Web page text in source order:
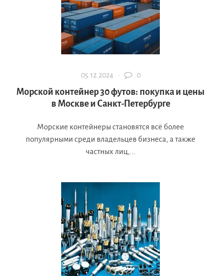
05.12.2024 · 0
Морской контейнер 30 футов: покупка и цены
в Москве и Санкт-Петербурге
Морские контейнеры становятся всё более
популярными среди владельцев бизнеса, а также
частных лиц,...